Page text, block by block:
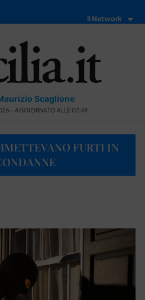
Il Network
Scaglione
- AGGIORNATO ALLE 07:49
FURTI IN